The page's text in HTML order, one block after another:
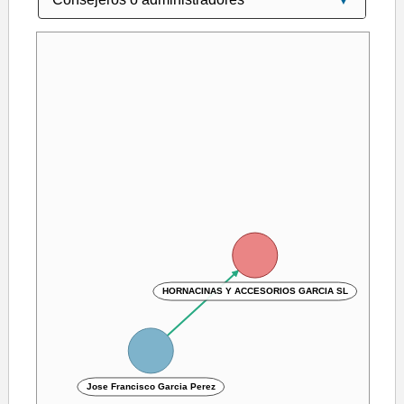
HORNACINAS Y ACCESORIOS GARCIA SL
Jose Francisco Garcia Perez